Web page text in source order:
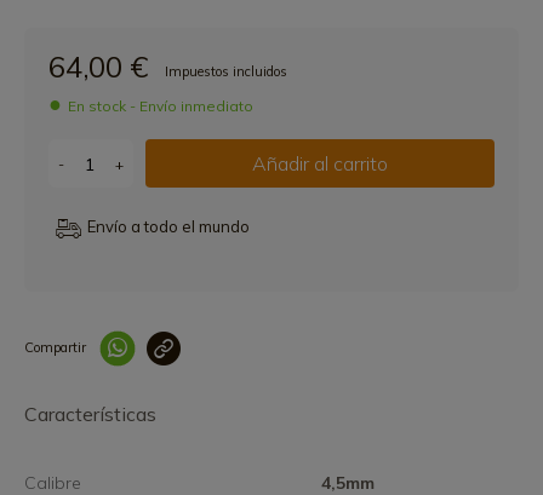
64,00 € Impuestos incluidos
En stock - Envío inmediato
- + Añadir al carrito
Envío a todo el mundo
Compartir
Características
Calibre 4,5mm